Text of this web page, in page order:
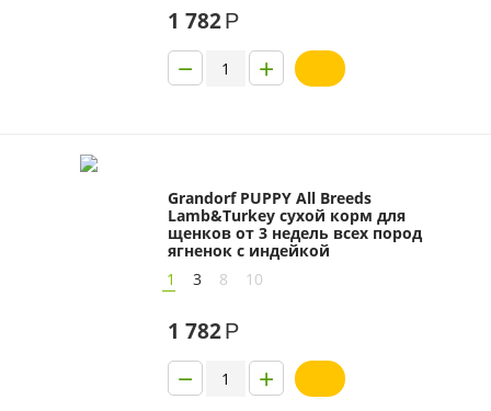
1 782Р
+
−
Grandorf PUPPY All Breeds
Lamb&Turkey сухой корм для
щенков от 3 недель всех пород
ягненок с индейкой
1
3 8 10
1 782Р
+
−